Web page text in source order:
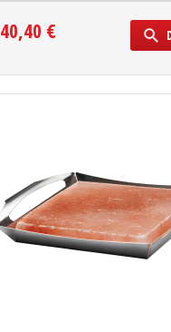
40,40 €